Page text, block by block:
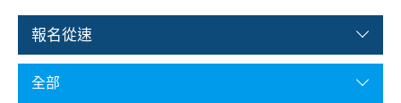
Calendar
Member Login
報名從速
全部